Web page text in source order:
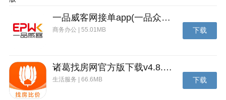
·达斯勒 （Rudolf Dassler）开设了运动品牌puma。其
经典广告语：“没有不可能”（Nothing is impossible）。
新版特性
-线下门店专属体验：进入门店在手机选择想要的产
一品威客网接单app(一品众包)下载v2.7.1 安卓最新版
商务办公 | 55.01MB 下载
诸葛找房网官方版下载v4.8.1.1 安卓最新版
生活服务 | 66.6MB 下载